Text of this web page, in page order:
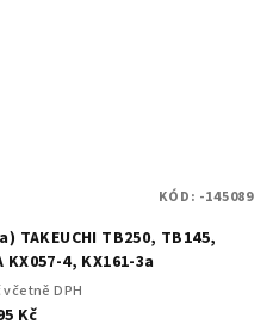
TB250, TB145,
KX057-4, KX161-3a
včetně DPH
Kč
KÓD: -145089